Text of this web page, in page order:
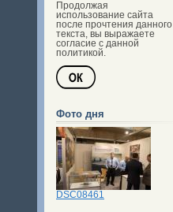
Продолжая
использование сайта
после прочтения данного
текста, вы выражаете
согласие с данной
политикой.
Фото дня
DSC08461